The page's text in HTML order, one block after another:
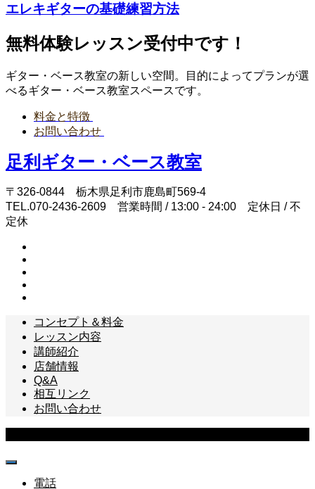
エレキギターの基礎練習方法
無料体験レッスン受付中です！
ギター・ベース教室の新しい空間。目的によってプランが選
べるギター・ベース教室スペースです。
料金と特徴
お問い合わせ
足利ギター・ベース教室
〒326-0844 栃木県足利市鹿島町569-4
TEL.070-2436-2609 営業時間 / 13:00 - 24:00 定休日 / 不
定休
コンセプト＆料金
レッスン内容
講師紹介
店舗情報
Q&A
相互リンク
お問い合わせ
電話